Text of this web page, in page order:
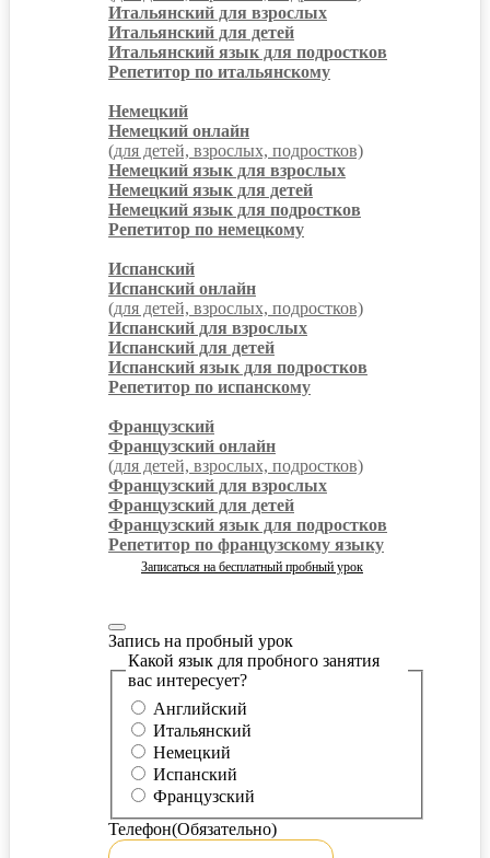
Итальянский для взрослых
Итальянский для детей
Итальянский язык для подростков
Репетитор по итальянскому
Немецкий
Немецкий онлайн
(для детей, взрослых, подростков)
Немецкий язык для взрослых
Немецкий язык для детей
Немецкий язык для подростков
Репетитор по немецкому
Испанский
Испанский онлайн
(для детей, взрослых, подростков)
Испанский для взрослых
Испанский для детей
Испанский язык для подростков
Репетитор по испанскому
Французский
Французский онлайн
(для детей, взрослых, подростков)
Французский для взрослых
Французский для детей
Французский язык для подростков
Репетитор по французскому языку
Записаться на бесплатный пробный урок
Запись на пробный урок
Какой язык для пробного занятия
вас интересует?
Английский
Итальянский
Немецкий
Испанский
Французский
Телефон(Обязательно)